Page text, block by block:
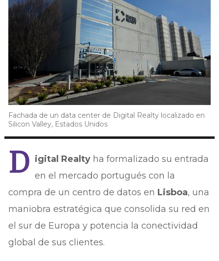
Fachada de un data center de Digital Realty localizado en
Silicon Valley, Estados Unidos
D igital Realty ha formalizado su entrada
en el mercado portugués con la
compra de un centro de datos en Lisboa, una
maniobra estratégica que consolida su red en
el sur de Europa y potencia la conectividad
global de sus clientes.